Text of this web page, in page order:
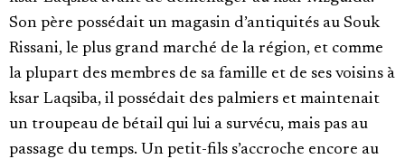
Son père possédait un magasin d’antiquités au Souk
Rissani, le plus grand marché de la région, et comme
la plupart des membres de sa famille et de ses voisins à
ksar Laqsiba, il possédait des palmiers et maintenait
un troupeau de bétail qui lui a survécu, mais pas au
passage du temps. Un petit-fils s’accroche encore au